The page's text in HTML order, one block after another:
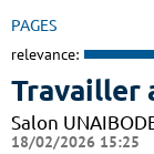
PAGES
relevance:
Travailler
Salon
18/02/2026 15:25